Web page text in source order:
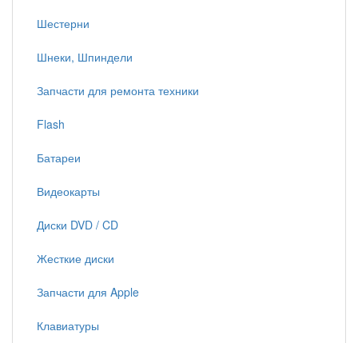
Шестерни
Шнеки, Шпиндели
Запчасти для ремонта техники
Flash
Батареи
Видеокарты
Диски DVD / CD
Жесткие диски
Запчасти для Apple
Клавиатуры